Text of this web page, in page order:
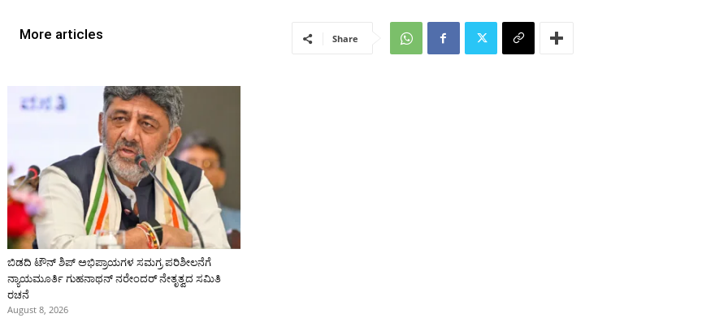
More articles
ಬಿಡದಿ ಟೌನ್ ಶಿಪ್ ಅಭಿಪ್ರಾಯಗಳ ಸಮಗ್ರ ಪರಿಶೀಲನೆಗೆ
ನ್ಯಾಯಮೂರ್ತಿ ಗುಹನಾಥನ್ ನರೇಂದರ್ ನೇತೃತ್ವದ ಸಮಿತಿ
ರಚನೆ
August 8, 2026
Share